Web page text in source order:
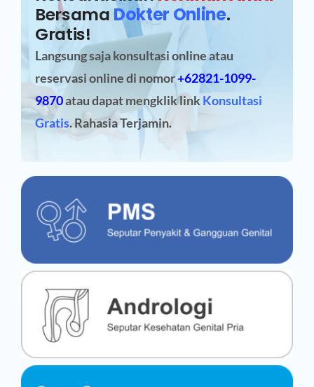
BersamaDokter Online.
Gratis!
Langsung saja konsultasi online atau
reservasi onlinedi nomor+62821-1099-
9870atau dapat mengklik linkKonsultasi
Gratis. Rahasia Terjamin.